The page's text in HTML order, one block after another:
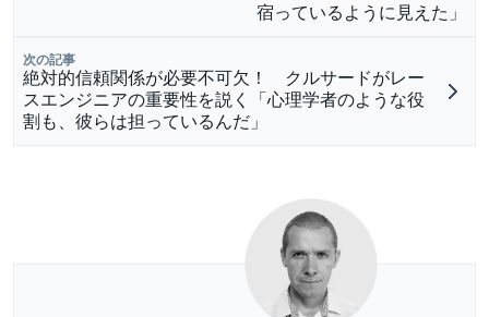
宿っているように見えた」
次の記事
絶対的信頼関係が必要不可欠！ クルサードがレー
スエンジニアの重要性を説く「心理学者のような役
割も、彼らは担っているんだ」